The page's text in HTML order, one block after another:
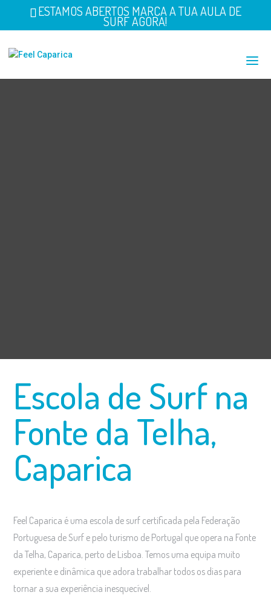
ESTAMOS ABERTOS MARCA A TUA AULA DE
SURF AGORA!
Escola de Surf na
Fonte da Telha,
Caparica
Feel Caparica é uma escola de surf certificada pela Federação
Portuguesa de Surf e pelo turismo de Portugal que opera na Fonte
da Telha, Caparica, perto de Lisboa. Temos uma equipa muito
experiente e dinâmica que adora trabalhar todos os dias para
tornar a sua experiência inesquecível.